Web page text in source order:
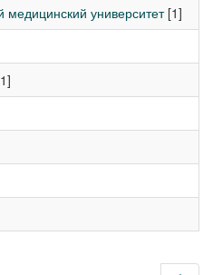
медицинский университет[1]